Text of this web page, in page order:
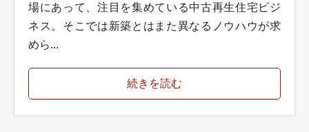
場にあって、注目を集めている中古再生住宅ビジ
ネス。そこでは新築とはまた異なるノウハウが求
めら...
続きを読む